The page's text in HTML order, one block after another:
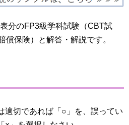
分のFP3級学科試験（CBT試
償保険）と解答・解説です。
適切であれば「○」を、誤ってい